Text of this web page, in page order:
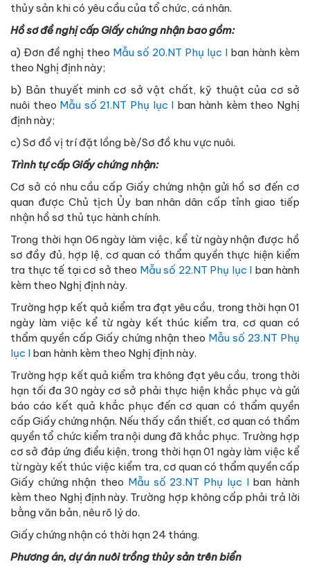
thủy sản khi có yêu cầu của tổ chức, cá nhân.
Hồ sơ đề nghị cấp Giấy chứng nhận bao gồm:
a) Đơn đề nghị theo Mẫu số 20.NT Phụ lục I ban hành kèm
theo Nghị định này;
b) Bản thuyết minh cơ sở vật chất, kỹ thuật của cơ sở
nuôi theo Mẫu số 21.NT Phụ lục I ban hành kèm theo Nghị
định này;
c) Sơ đồ vị trí đặt lồng bè/Sơ đồ khu vực nuôi.
Trình tự cấp Giấy chứng nhận:
Cơ sở có nhu cầu cấp Giấy chứng nhận gửi hồ sơ đến cơ
quan được Chủ tịch Ủy ban nhân dân cấp tỉnh giao tiếp
nhận hồ sơ thủ tục hành chính.
Trong thời hạn 06 ngày làm việc, kể từ ngày nhận được hồ
sơ đầy đủ, hợp lệ, cơ quan có thẩm quyền thực hiện kiểm
tra thực tế tại cơ sở theo Mẫu số 22.NT Phụ lục I ban hành
kèm theo Nghị định này.
Trường hợp kết quả kiểm tra đạt yêu cầu, trong thời hạn 01
ngày làm việc kể từ ngày kết thúc kiểm tra, cơ quan có
thẩm quyền cấp Giấy chứng nhận theo Mẫu số 23.NT Phụ
lục I ban hành kèm theo Nghị định này.
Trường hợp kết quả kiểm tra không đạt yêu cầu, trong thời
hạn tối đa 30 ngày cơ sở phải thực hiện khắc phục và gửi
báo cáo kết quả khắc phục đến cơ quan có thẩm quyền
cấp Giấy chứng nhận. Nếu thấy cần thiết, cơ quan có thẩm
quyền tổ chức kiểm tra nội dung đã khắc phục. Trường hợp
cơ sở đáp ứng điều kiện, trong thời hạn 01 ngày làm việc kể
từ ngày kết thúc việc kiểm tra, cơ quan có thẩm quyền cấp
Giấy chứng nhận theo Mẫu số 23.NT Phụ lục Iban hành
kèm theo Nghị định này. Trường hợp không cấp phải trả lời
bằng văn bản, nêu rõ lý do.
Giấy chứng nhận có thời hạn 24 tháng.
Phương án, dự án nuôi trồng thủy sản trên biển